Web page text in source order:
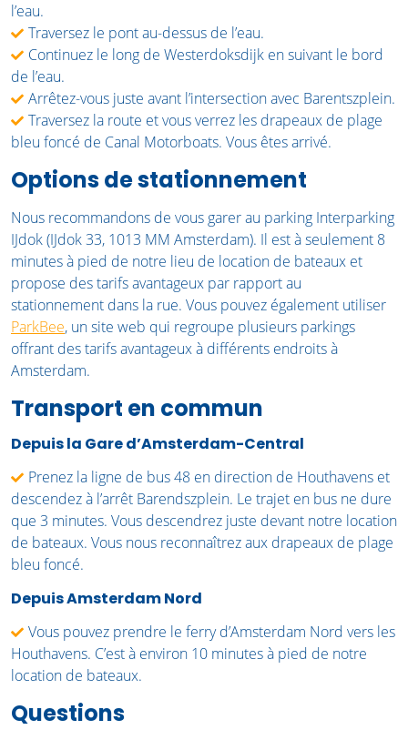
l’eau.
Traversez le pont au-dessus de l’eau.
Continuez le long de Westerdoksdijk en suivant le bord
de l’eau.
Arrêtez-vous juste avant l’intersection avec Barentszplein.
Traversez la route et vous verrez les drapeaux de plage
bleu foncé de Canal Motorboats. Vous êtes arrivé.
Options de stationnement
Nous recommandons de vous garer au parking Interparking
IJdok (IJdok 33, 1013 MM Amsterdam). Il est à seulement 8
minutes à pied de notre lieu de location de bateaux et
propose des tarifs avantageux par rapport au
stationnement dans la rue. Vous pouvez également utiliser
ParkBee, un site web qui regroupe plusieurs parkings
offrant des tarifs avantageux à différents endroits à
Amsterdam.
Transport en commun
Depuis la Gare d’Amsterdam-Central
Prenez la ligne de bus 48 en direction de Houthavens et
descendez à l’arrêt Barendszplein. Le trajet en bus ne dure
que 3 minutes. Vous descendrez juste devant notre location
de bateaux. Vous nous reconnaîtrez aux drapeaux de plage
bleu foncé.
Depuis Amsterdam Nord
Vous pouvez prendre le ferry d’Amsterdam Nord vers les
Houthavens. C’est à environ 10 minutes à pied de notre
location de bateaux.
Questions